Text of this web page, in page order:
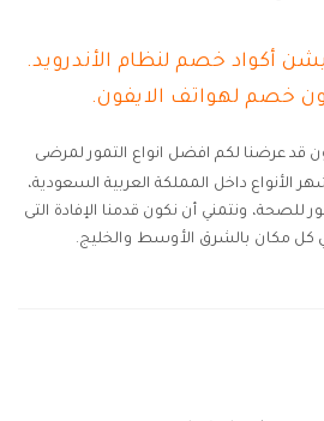
أكواد خصم لنظام الأندرويد.
خصم لهواتف الايفون.
قد عرضنا لكم افضل انواع التمور لمرضى
الأنواع داخل المملكة العربية السعودية،
للصحة، ونتمني أن نكون قدمنا الإفادة التى
كل مكان بالشرق الأوسط والخليج.